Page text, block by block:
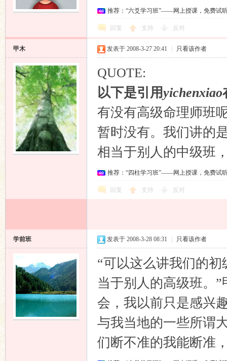
推荐：“六爻学习班”——网上授课，免费试
回复 支持 反对
甲木 发表于 2008-3-27 20:41 只看该作者
QUOTE:
以下是引用yichenxiao
有没有高级命理师班
暂时没有。我们讲的
相当于别人的中级班
推荐：“四柱学习班”——网上授课，免费试
回复 支持 反对
学前班 发表于 2008-3-28 08:31 只看该作者
“可以这么讲我们的
当于别人的高级班。
会，我以前只是感兴
与我当地的一些所谓
们断不准的我能断准